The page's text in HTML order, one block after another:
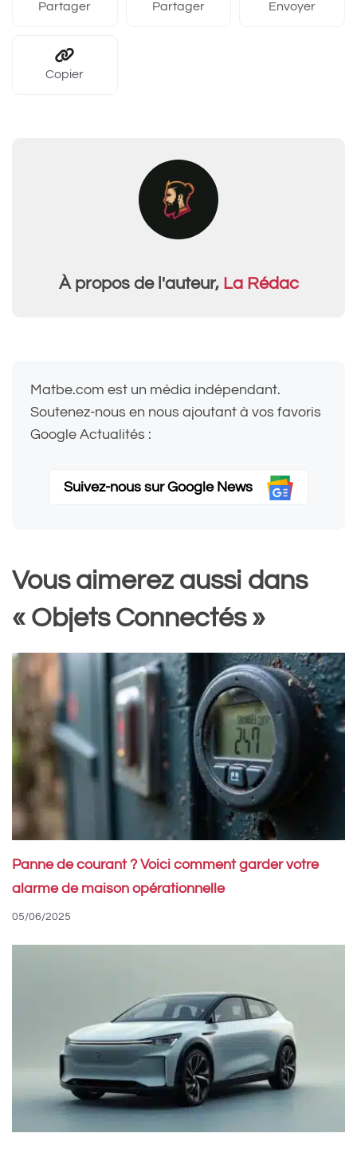
Partager Partager Envoyer
Copier
À propos de l'auteur, La Rédac
Matbe.com est un média indépendant.
Soutenez-nous en nous ajoutant à vos favoris
Google Actualités :
Suivez-nous sur Google News
Vous aimerez aussi dans
« Objets Connectés »
Panne de courant ? Voici comment garder votre
alarme de maison opérationnelle
05/06/2025